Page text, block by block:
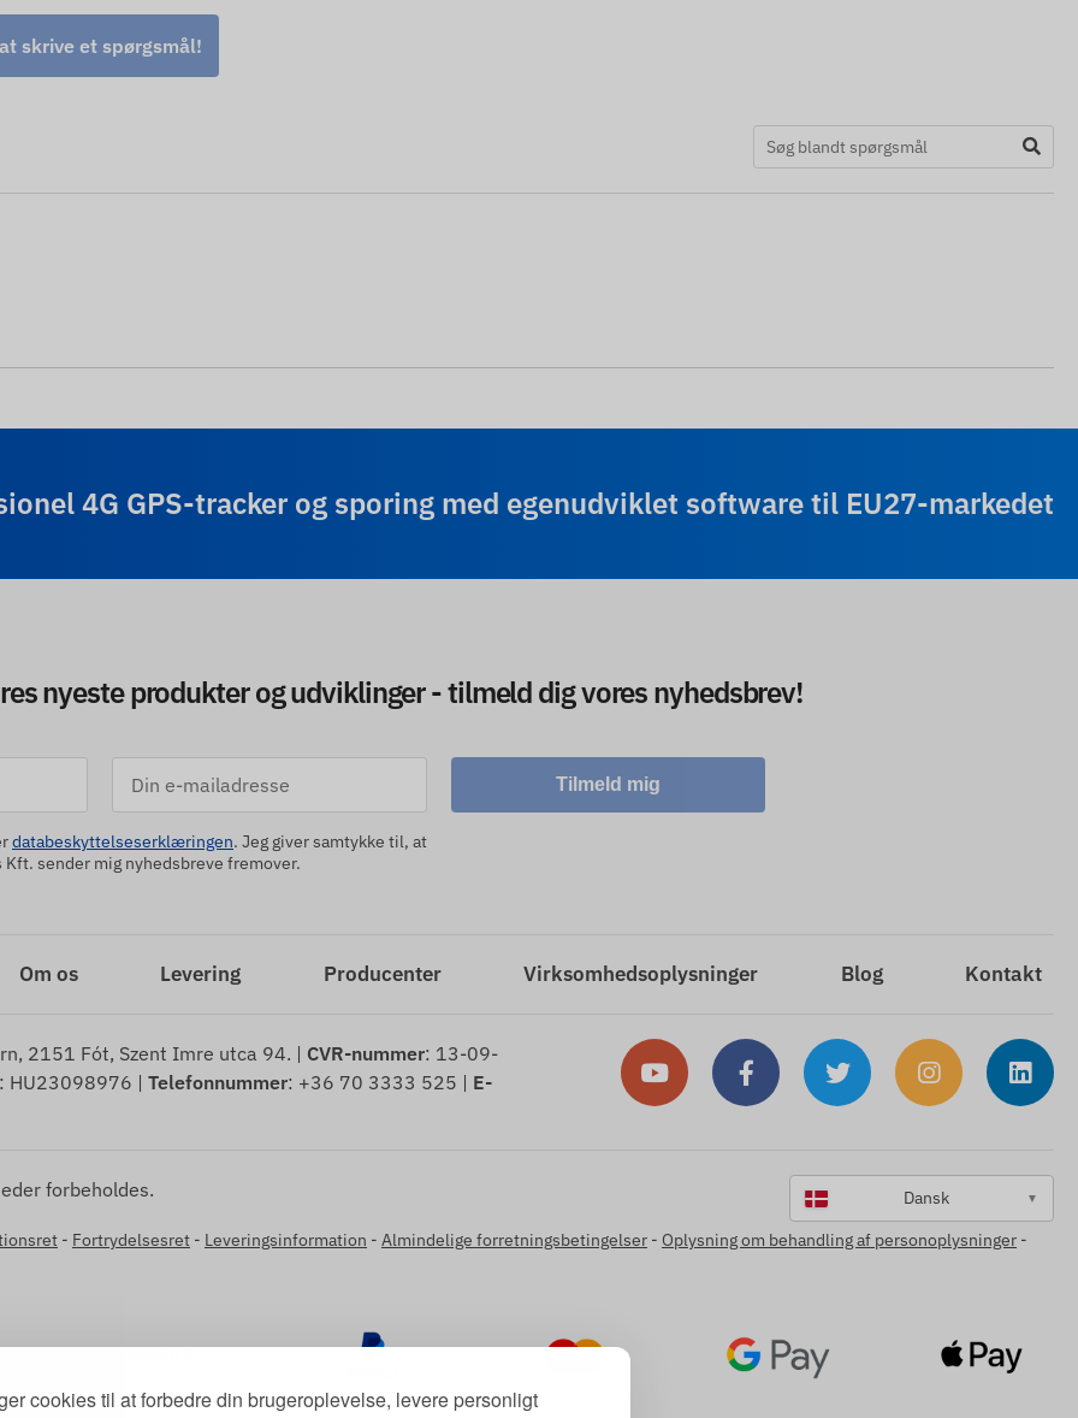
cookies til at forbedre din brugeroplevelse, levere personligt
skrive et spørgsmål!
4G GPS-tracker og sporing med egenudviklet software til EU27-markedet
nyeste produkter og udviklinger - tilmeld dig vores nyhedsbrev!
Tilmeld mig
databeskyttelseserklæringen. Jeg giver samtykke til, at
sender mig nyhedsbreve fremover.
Om os Levering Producenter Virksomhedsoplysninger Blog Kontakt
2151 Fót, Szent Imre utca 94. | CVR-nummer: 13-09-
: HU23098976 | Telefonnummer: +36 70 3333 525 | E-
forbeholdes. Dansk ▼
- Fortrydelsesret - Leveringsinformation - Almindelige forretningsbetingelser - Oplysning om behandling af personoplysninger -